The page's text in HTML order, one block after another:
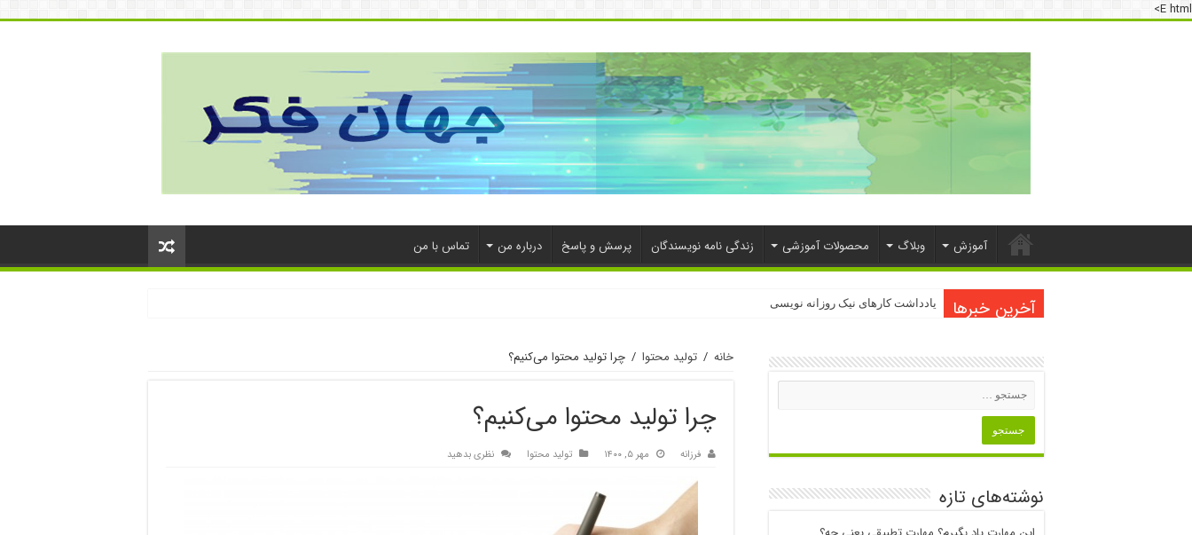
E html>
آموزش وبلاگ محصولات آموزشی زندگی نامه نویسندگان پرسش و پاسخ درباره من تماس با من
آخرین خبرها یادداشت کارهای نیک روزانه نویسی
خانه / تولید محتوا / چرا تولید محتوا می‌کنیم؟
چرا تولید محتوا می‌کنیم؟
فرزانه مهر ۵, ۱۴۰۰ تولید محتوا نظری بدهید
نوشته‌های تازه